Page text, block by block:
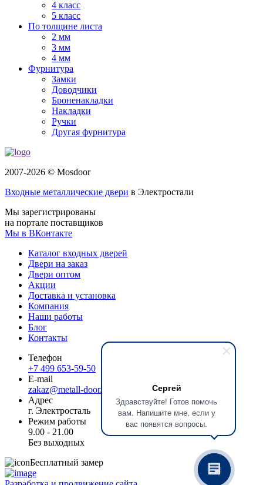
Сергей
Здравствуйте! Готов помочь
вам. Напишите мне, если у
вас появятся вопросы.
4 класс
5 класс
По толщине листа
2 мм
3 мм
4 мм
Фурнитура
Замки
Доводчики
Броненакладки
Накладки
Ручки
Другая фурнитура
2007-2026 © Mosdoor
Входные металлические двери в Электростали
Мы зарегистрированы
на портале поставщиков
Мы в ВКонтакте
Каталог входных дверей
Двери на заказ
Двери оптом
Акции
Доставка и установка
Компания
Наши работы
Блог
Контакты
Телефон
+7 499 653-59-50
E-mail
zakaz@metall-door.ru
Адрес
г. Электросталь
Режим работы
9.00 - 21.00
Без выходных
Бесплатный замер